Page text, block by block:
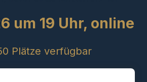
um 19 Uhr, online
Plätze verfügbar